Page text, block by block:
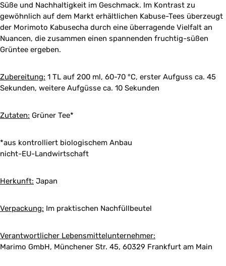
Süße und Nachhaltigkeit im Geschmack. Im Kontrast zu
gewöhnlich auf dem Markt erhältlichen Kabuse-Tees überzeugt
der Morimoto Kabusecha durch eine überragende Vielfalt an
Nuancen, die zusammen einen spannenden fruchtig-süßen
Grüntee ergeben.
Zubereitung: 1 TL auf 200 ml, 60-70 °C, erster Aufguss ca. 45
Sekunden, weitere Aufgüsse ca. 10 Sekunden
Zutaten: Grüner Tee*
*aus kontrolliert biologischem Anbau
nicht-EU-Landwirtschaft
Herkunft: Japan
Verpackung: Im praktischen Nachfüllbeutel
Verantwortlicher Lebensmittelunternehmer:
Marimo GmbH, Münchener Str. 45, 60329 Frankfurt am Main